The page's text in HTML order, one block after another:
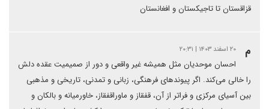
قزاقستان تا تاجیکستان و افغانستان
م ۲۰ اسفند ۱۴۰۳ | ۲۰:۳۱
احسان موحدیان مثل همیشه غیر واقعی و دور از صمیمیت عقده دلش
را خالی می‌کند. اگر پیوندهای فرهنگی، زبانی و تمدنی، تاریخی و مذهبی
بین آسیای مرکزی و فراتر از آن، قفقاز و ماوراقفقاز، خاورمیانه و بالکان و